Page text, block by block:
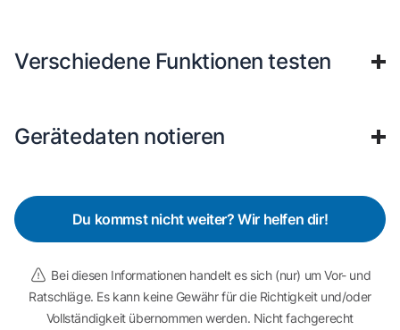
Verschiedene Funktionen testen
Gerätedaten notieren
Du kommst nicht weiter? Wir helfen dir!
Bei diesen Informationen handelt es sich (nur) um Vor- und
Ratschläge. Es kann keine Gewähr für die Richtigkeit und/oder
Vollständigkeit übernommen werden. Nicht fachgerecht